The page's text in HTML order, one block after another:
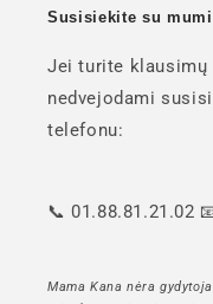
Susisiekite su
Jei turite klausimų
nedvejodami
telefonu:
📞 01.88.81.21.02
Mama Kana nėra